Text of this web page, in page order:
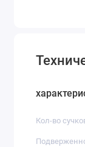
Кол-во